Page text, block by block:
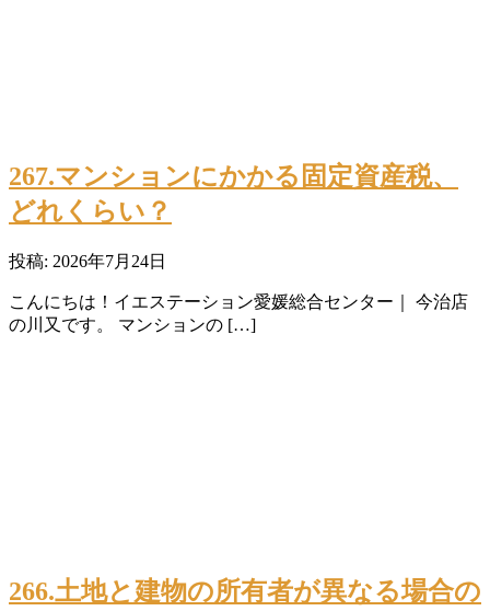
267.マンションにかかる固定資産税、
どれくらい？
投稿: 2026年7月24日
こんにちは！イエステーション愛媛総合センター｜ 今治店
の川又です。 マンションの […]
266.土地と建物の所有者が異なる場合の